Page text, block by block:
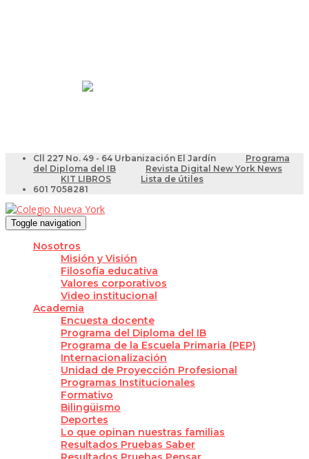
Cll 227 No. 49 - 64 Urbanización El Jardín
Programa
del Diploma del IB
Revista Digital New York News
KIT LIBROS
Lista de útiles
601 7058281
Toggle navigation
Nosotros
Misión y Visión
Filosofía educativa
Valores corporativos
Video institucional
Academia
Encuesta docente
Programa del Diploma del IB
Programa de la Escuela Primaria (PEP)
Internacionalización
Unidad de Proyección Profesional
Programas Institucionales
Formativo
Bilingüismo
Deportes
Lo que opinan nuestras familias
Resultados Pruebas Saber